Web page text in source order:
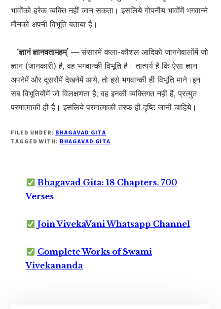
भावोंको हरेक व्यक्ति नहीं जान सकता। इसलिये गोपनीय भावोंमें भगवान्ने
मौनको अपनी विभूति बताया है।
‘ज्ञानं ज्ञानवतामहम्’ —संसारमें कला-कौशल आदिको जाननेवालोंमें जो
ज्ञान (जानकारी) है, वह भगवान्की विभूति है। तात्पर्य है कि ऐसा ज्ञान
अपनेमें और दूसरोंमें देखनेमें आये, तो इसे भगवान्की ही विभूति माने।इन
सब विभूतियोंमें जो विलक्षणता है, वह इनकी व्यक्तिगत नहीं है, प्रत्युत
परमात्माकी ही है। इसलिये परमात्माकी तरफ ही दृष्टि जानी चाहिये।
FILED UNDER: BHAGAVAD GITA
TAGGED WITH: BHAGAVAD GITA
Bhagavad Gita: 18 Chapters, 700
Verses
Join VivekaVani Whatsapp Channel
Complete Works of Swami
Vivekananda